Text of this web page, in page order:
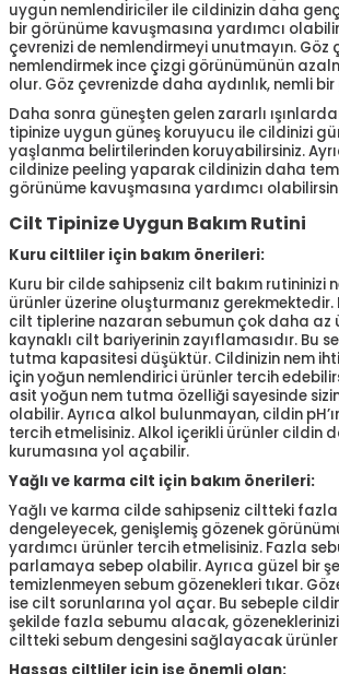
uygun nemlendiriciler ile cildinizin daha
bir görünüme kavuşmasına yardımcı
çevrenizi de nemlendirmeyi unutmayın. Göz
nemlendirmek ince çizgi görünümünün
olur. Göz çevrenizde daha aydınlık, nemli
Daha sonra güneşten gelen zararlı
tipinize uygun güneş koruyucu ile cildinizi
yaşlanma belirtilerinden koruyabilirsiniz.
cildinize peeling yaparak cildinizin daha
görünüme kavuşmasına yardımcı
Cilt Tipinize Uygun Bakım Rutini
Kuru ciltliler için bakım önerileri:
Kuru bir cilde sahipseniz cilt bakım rutininizi
ürünler üzerine oluşturmanız
cilt tiplerine nazaran sebumun çok daha az
kaynaklı cilt bariyerinin zayıflamasıdır. Bu
tutma kapasitesi düşüktür. Cildinizin nem
için yoğun nemlendirici ürünler tercih
asit yoğun nem tutma özelliği sayesinde
olabilir. Ayrıca alkol bulunmayan, cildin
tercih etmelisiniz. Alkol içerikli ürünler cildin
kurumasına yol açabilir.
Yağlı ve karma cilt için bakım önerileri:
Yağlı ve karma cilde sahipseniz ciltteki
dengeleyecek, genişlemiş gözenek
yardımcı ürünler tercih etmelisiniz. Fazla
parlamaya sebep olabilir. Ayrıca güzel bir
temizlenmeyen sebum gözenekleri tıkar.
ise cilt sorunlarına yol açar. Bu sebeple
şekilde fazla sebumu alacak,
ciltteki sebum dengesini sağlayacak